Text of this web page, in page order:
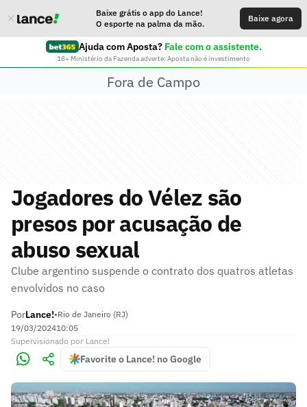
Baixe grátis o app do Lance!
O esporte na palma da mão.
Baixe agora
Ajuda com Aposta? Fale com o assistente.
18+ Ministério da Fazenda adverte: Aposta não é investimento
Fora de Campo
Jogadores do Vélez são
presos por acusação de
abuso sexual
Clube argentino suspende o contrato dos quatros atletas
envolvidos no caso
PorLance!•Rio de Janeiro (RJ)
19/03/202410:05
Supervisionado por Lance!
Favorite o Lance! no Google